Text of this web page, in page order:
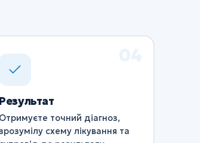
Результат
Отримуєте точний діагноз,
схему лікування та